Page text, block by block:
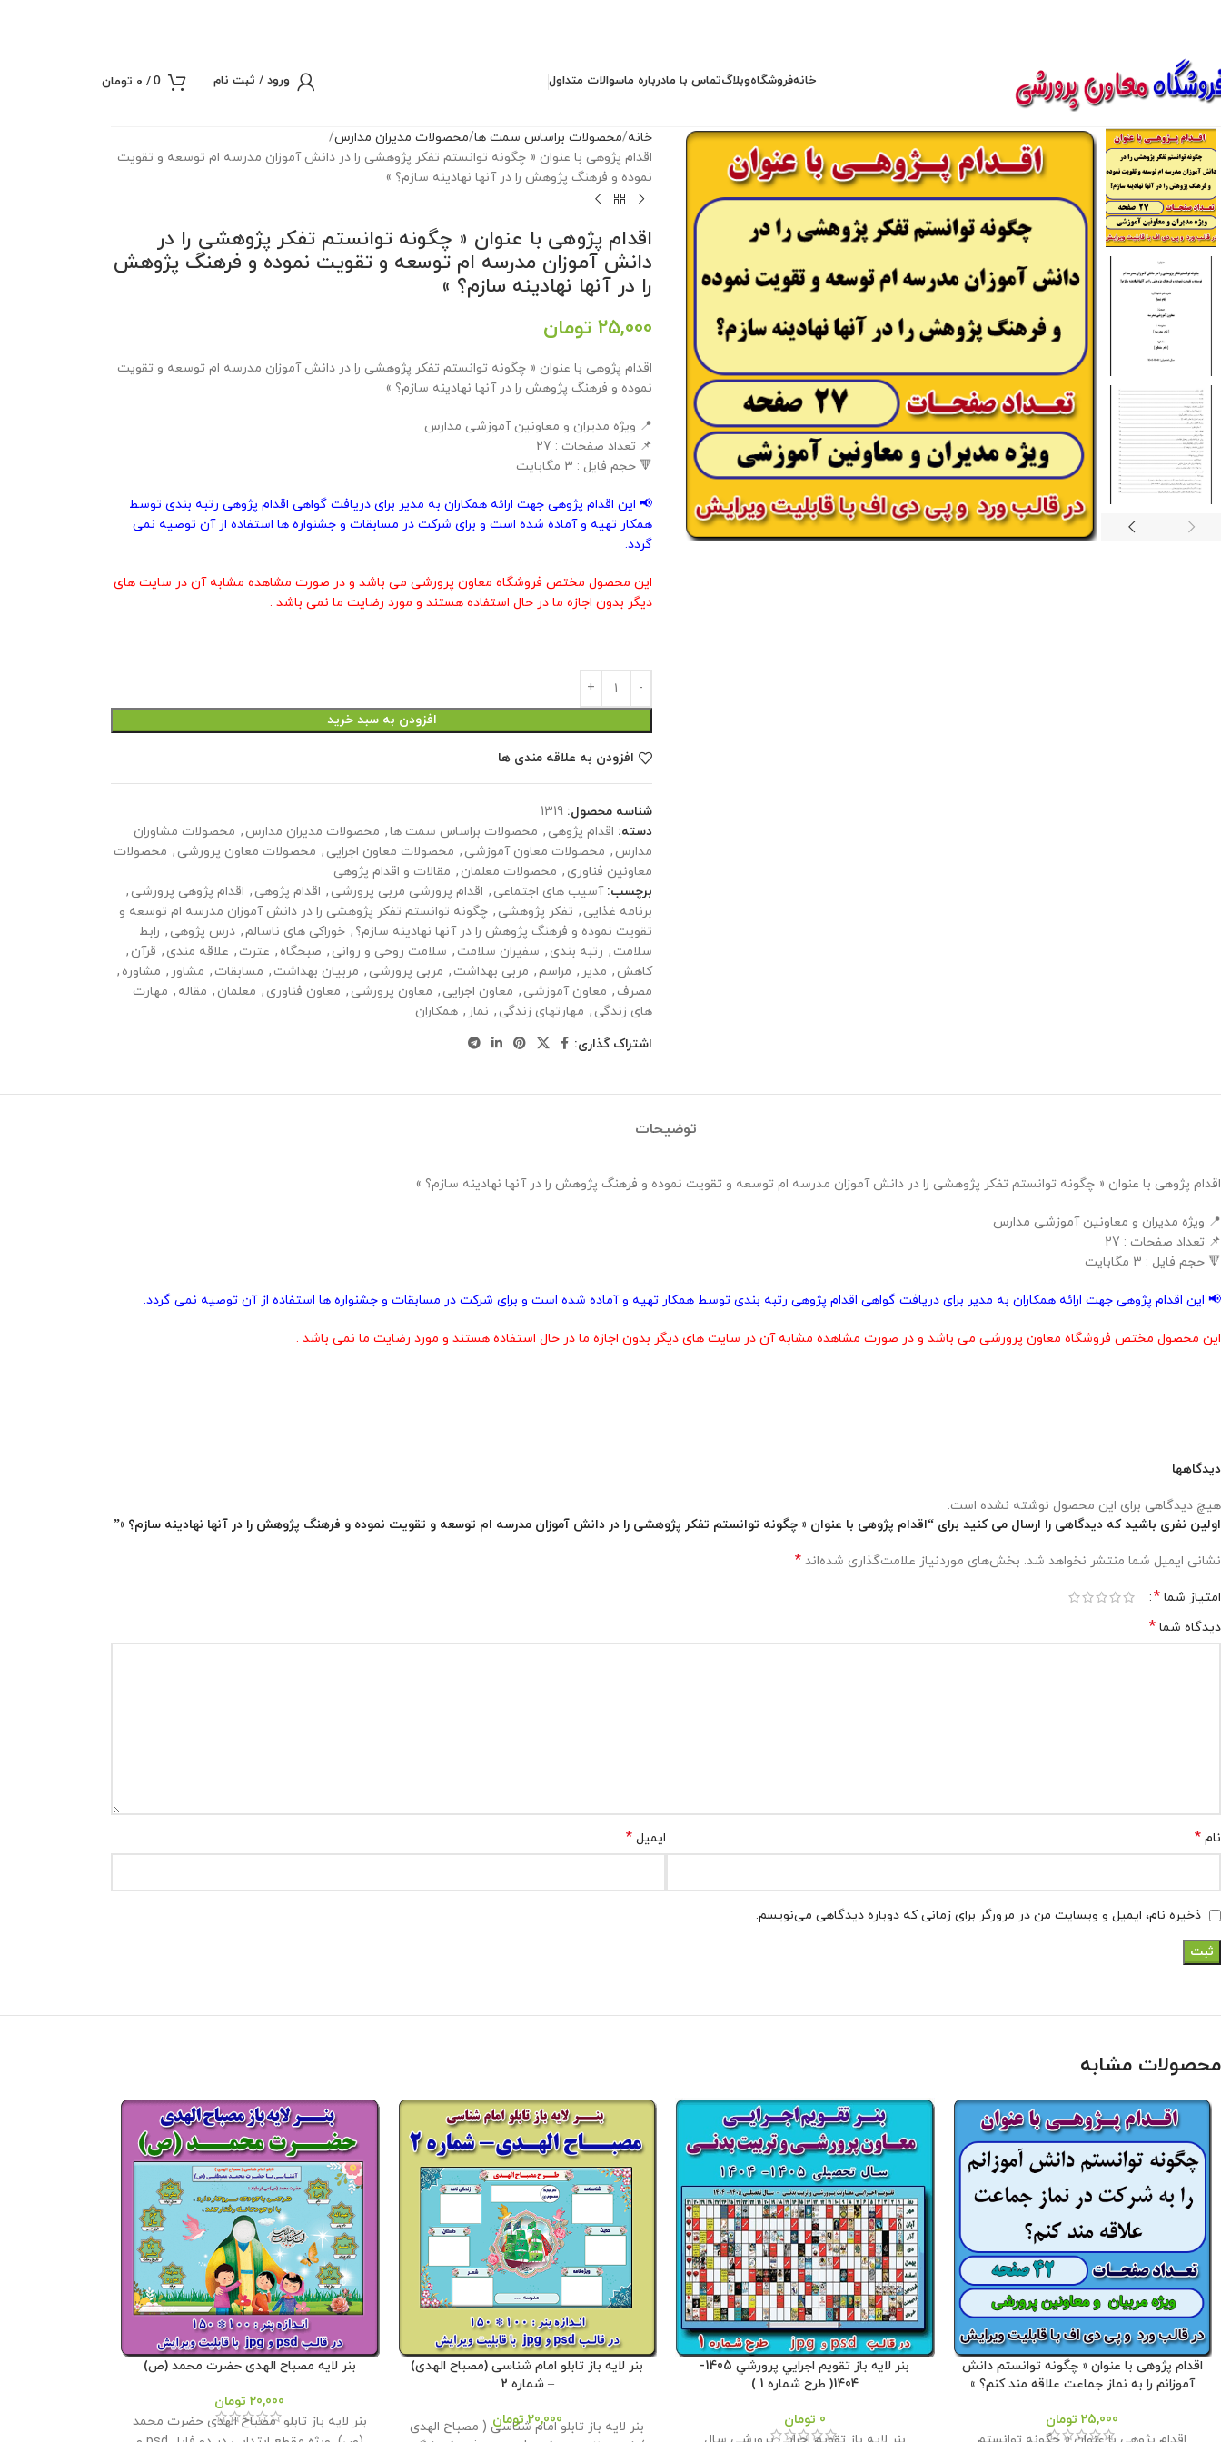
خانهفروشگاهوبلاگتماس با مادرباره ماسوالات متداول ورود / ثبت نام 0
/
0 تومان
خانه محصولات براساس سمت ها محصولات مدیران مدارس
اقدام پژوهی با عنوان « چگونه توانستم تفکر پژوهشی را در دانش آموزان مدرسه ام توسعه و تقویت
نموده و فرهنگ پژوهش را در آنها نهادینه سازم؟ »
اقدام پژوهی با عنوان « چگونه توانستم تفکر پژوهشی را در
دانش آموزان مدرسه ام توسعه و تقویت نموده و فرهنگ پژوهش
را در آنها نهادینه سازم؟ »
25,000 تومان
اقدام پژوهی با عنوان « چگونه توانستم تفکر پژوهشی را در دانش آموزان مدرسه ام توسعه و تقویت
نموده و فرهنگ پژوهش را در آنها نهادینه سازم؟ »
📍 ویژه مدیران و معاونین آموزشی مدارس
📌 تعداد صفحات : 27
🔻 حجم فایل : 3 مگابایت
📢 این اقدام پژوهی جهت ارائه همکاران به مدیر برای دریافت گواهی اقدام پژوهی رتبه بندی توسط
همکار تهیه و آماده شده است و برای شرکت در مسابقات و جشنواره ها استفاده از آن توصیه نمی
گردد.
این محصول مختص فروشگاه معاون پرورشی می باشد و در صورت مشاهده مشابه آن در سایت های
دیگر بدون اجازه ما در حال استفاده هستند و مورد رضایت ما نمی باشد .
افزودن به سبد خرید
افزودن به علاقه مندی ها
شناسه محصول: 1319
دسته: اقدام پژوهی , محصولات براساس سمت ها, محصولات مدیران مدارس , محصولات مشاوران
مدارس , محصولات معاون آموزشی , محصولات معاون اجرایی , محصولات معاون پرورشی , محصولات
معاونین فناوری , محصولات معلمان , مقالات و اقدام پژوهی
برچسب: آسیب های اجتماعی , اقدام پرورشی مربی پرورشی , اقدام پژوهی , اقدام پژوهی پرورشی ,
برنامه غذایی , تفکر پژوهشی , چگونه توانستم تفکر پژوهشی را در دانش آموزان مدرسه ام توسعه و
تقویت نموده و فرهنگ پژوهش را در آنها نهادینه سازم؟ , خوراکی های ناسالم, درس پژوهی , رابط
سلامت , رتبه بندی , سفیران سلامت , سلامت روحی و روانی , صبحگاه , عترت , علاقه مندی , قرآن ,
کاهش , مدیر , مراسم, مربی بهداشت , مربی پرورشی , مربیان بهداشت , مسابقات , مشاور , مشاوره ,
مصرف , معاون آموزشی , معاون اجرایی , معاون پرورشی , معاون فناوری , معلمان , مقاله , مهارت
های زندگی , مهارتهای زندگی , نماز , همکاران
اشتراک گذاری:
توضیحات
اقدام پژوهی با عنوان « چگونه توانستم تفکر پژوهشی را در دانش آموزان مدرسه ام توسعه و تقویت نموده و فرهنگ پژوهش را در آنها نهادینه سازم؟ »
📍 ویژه مدیران و معاونین آموزشی مدارس
📌 تعداد صفحات : 27
🔻 حجم فایل : 3 مگابایت
📢 این اقدام پژوهی جهت ارائه همکاران به مدیر برای دریافت گواهی اقدام پژوهی رتبه بندی توسط همکار تهیه و آماده شده است و برای شرکت در مسابقات و جشنواره ها استفاده از آن توصیه نمی گردد.
این محصول مختص فروشگاه معاون پرورشی می باشد و در صورت مشاهده مشابه آن در سایت های دیگر بدون اجازه ما در حال استفاده هستند و مورد رضایت ما نمی باشد .
دیدگاهها
هیچ دیدگاهی برای این محصول نوشته نشده است.
اولین نفری باشید که دیدگاهی را ارسال می کنید برای “اقدام پژوهی با عنوان « چگونه توانستم تفکر پژوهشی را در دانش آموزان مدرسه ام توسعه و تقویت نموده و فرهنگ پژوهش را در آنها نهادینه سازم؟ »”
نشانی ایمیل شما منتشر نخواهد شد. بخش‌های موردنیاز علامت‌گذاری شده‌اند *
امتیاز شما *
دیدگاه شما *
نام * ایمیل *
ذخیره نام، ایمیل و وبسایت من در مرورگر برای زمانی که دوباره دیدگاهی می‌نویسم.
محصولات مشابه
اقدام پژوهی با عنوان « چگونه توانستم دانش
آموزانم را به نماز جماعت علاقه مند کنم؟ »
25,000 تومان
بنر لايه باز تقويم اجرايي پرورشي 1405-
1404( طرح شماره 1 )
0 تومان
بنر لایه باز تابلو امام شناسی (مصباح الهدی)
– شماره 2
20,000 تومان
بنر لایه باز تابلو امام شناسی ( مصباح الهدی
بنر لایه مصباح الهدی حضرت محمد (ص)
20,000 تومان
بنر لایه باز تابلو مصباح الهدی حضرت محمد